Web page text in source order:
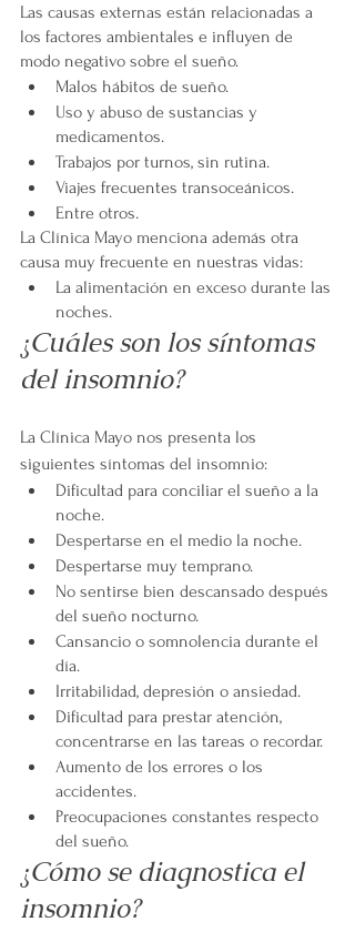
Las causas externas están relacionadas a
los factores ambientales e influyen de
modo negativo sobre el sueño.
Malos hábitos de sueño.
Uso y abuso de sustancias y
medicamentos.
Trabajos por turnos, sin rutina.
Viajes frecuentes transoceánicos.
Entre otros.
La Clínica Mayo menciona además otra
causa muy frecuente en nuestras vidas:
La alimentación en exceso durante las
noches.
¿Cuáles son los síntomas
del insomnio?
La Clínica Mayo nos presenta los
siguientes síntomas del insomnio:
Dificultad para conciliar el sueño a la
noche.
Despertarse en el medio la noche.
Despertarse muy temprano.
No sentirse bien descansado después
del sueño nocturno.
Cansancio o somnolencia durante el
día.
Irritabilidad, depresión o ansiedad.
Dificultad para prestar atención,
concentrarse en las tareas o recordar.
Aumento de los errores o los
accidentes.
Preocupaciones constantes respecto
del sueño.
¿Cómo se diagnostica el
insomnio?